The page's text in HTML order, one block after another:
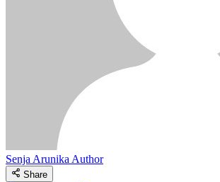
Senja ArunikaAuthor
Share